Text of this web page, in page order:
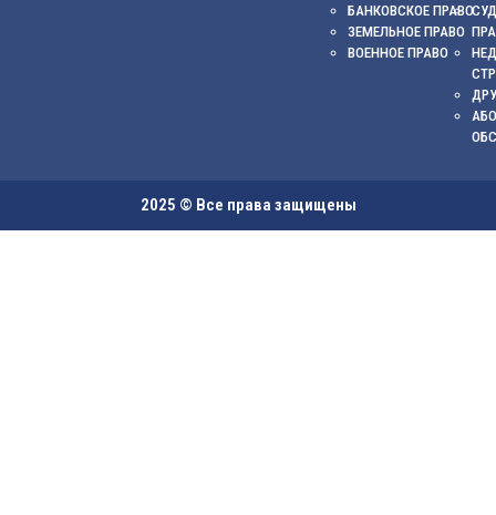
БАНКОВСКОЕ ПРАВО
ЗЕМЕЛЬНОЕ ПРАВО
ВОЕННОЕ ПРАВО
2025 © Все права защищены